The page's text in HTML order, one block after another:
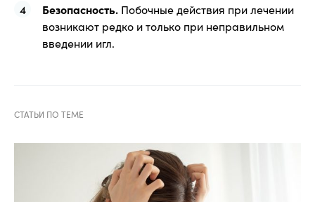
Безопасность. Побочные действия при лечении
возникают редко и только при неправильном
введении игл.